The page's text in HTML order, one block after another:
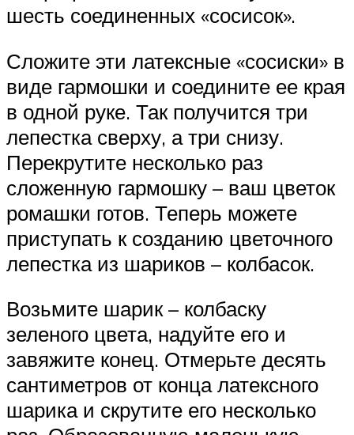
шесть соединенных «сосисок».
Сложите эти латексные «сосиски» в
виде гармошки и соедините ее края
в одной руке. Так получится три
лепестка сверху, а три снизу.
Перекрутите несколько раз
сложенную гармошку – ваш цветок
ромашки готов. Теперь можете
приступать к созданию цветочного
лепестка из шариков – колбасок.
Возьмите шарик – колбаску
зеленого цвета, надуйте его и
завяжите конец. Отмерьте десять
сантиметров от конца латексного
шарика и скрутите его несколько